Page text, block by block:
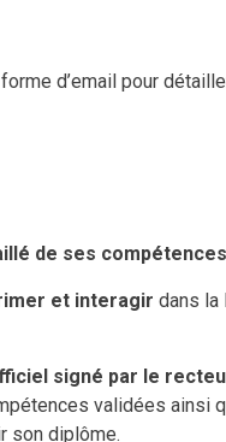
d’email pour
de ses compétences
et interagir dans la
signé par le
validées ainsi
son diplôme.